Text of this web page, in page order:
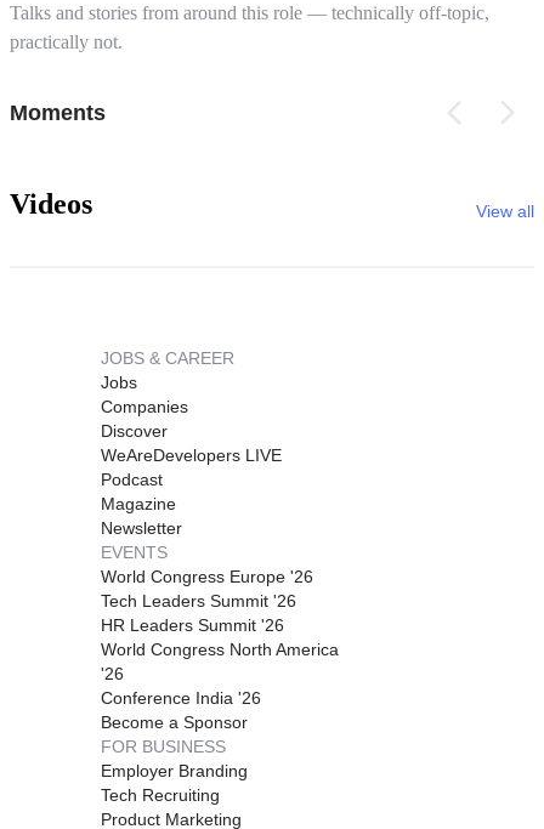
Talks and stories from around this role — technically off-topic,
practically not.
Moments
Videos View all
JOBS & CAREER
Jobs
Companies
Discover
WeAreDevelopers LIVE
Podcast
Magazine
Newsletter
EVENTS
World Congress Europe '26
Tech Leaders Summit '26
HR Leaders Summit '26
World Congress North America
'26
Conference India '26
Become a Sponsor
FOR BUSINESS
Employer Branding
Tech Recruiting
Product Marketing